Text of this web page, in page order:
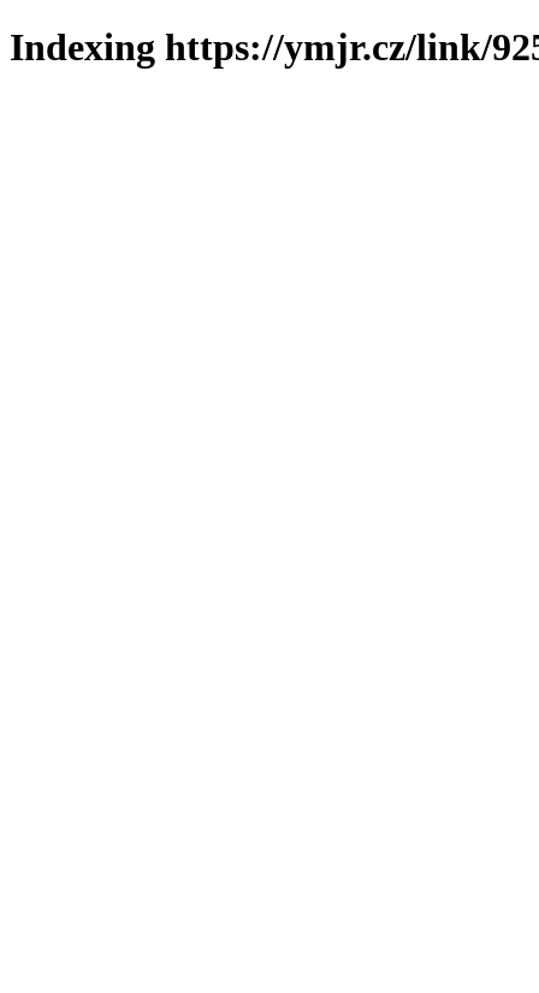
Indexing https://ymjr.cz/link/